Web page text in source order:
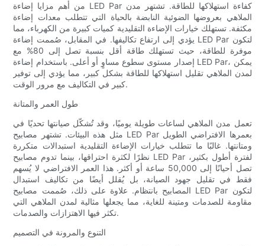
من أهم مزايا إضاءة LED Par كفاءة استهلاكها للطاقة. تشتهر مدن
الملاهي بعروضها الضوئية النابضة بالحياة التي تتطلب معدات إضاءة
مكثفة. تستهلك خيارات الإضاءة التقليدية كميات كبيرة من الكهرباء، مما
يؤدي إلى ارتفاع تكاليفها. في المقابل، صُممت إضاءة LED Par لتكون
موفرة للطاقة، حيث تستهلك طاقة أقل بنسبة تصل إلى 80% مع
إصدار مستوى سطوع مساوٍ أو أعلى. باستخدام إضاءة LED Par، يمكن
لمدن الملاهي تقليل استهلاكها للطاقة بشكل كبير، مما يؤدي إلى توفير
كبير في التكاليف مع مرور الوقت.
طول العمر والمتانة
تعمل مدن الملاهي لساعات طويلة يوميًا، وقد تُشكّل صيانتها تحديًا في
مثل هذه البيئات. تشتهر مصابيح LED Par بعمرها الافتراضي الطويل
ومتانتها. غالبًا ما تتطلب خيارات الإضاءة التقليدية استبدالات متكررة
نظرًا لكثرة احتراقها، بينما تدوم مصابيح LED Par لفترة أطول بكثير،
تصل أحيانًا إلى 50,000 ساعة أو أكثر. هذا العمر الافتراضي لا يُسهم
فقط في تقليل جهود الصيانة، بل يُقلل أيضًا من تكاليف استبدال
المصابيح بانتظام. علاوة على ذلك، صُممت مصابيح LED Par لتكون
مقاومة للصدمات ومتينة للغاية، مما يجعلها مثالية لمدن الملاهي التي
تكثر فيها الاهتزازات والصدمات.
التنوع والمرونة في التصميم